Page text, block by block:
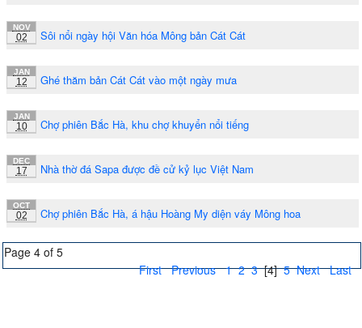
NOV
02 Sôi nổi ngày hội Văn hóa Mông bản Cát Cát
JAN
12 Ghé thăm bản Cát Cát vào một ngày mưa
JAN
10 Chợ phiên Bắc Hà, khu chợ khuyển nổi tiếng
DEC
17 Nhà thờ đá Sapa được đề cử kỷ lục Việt Nam
OCT
02 Chợ phiên Bắc Hà, á hậu Hoàng My diện váy Mông hoa
Page 4 of 5
First Previous 1 2 3 [4] 5 Next Last